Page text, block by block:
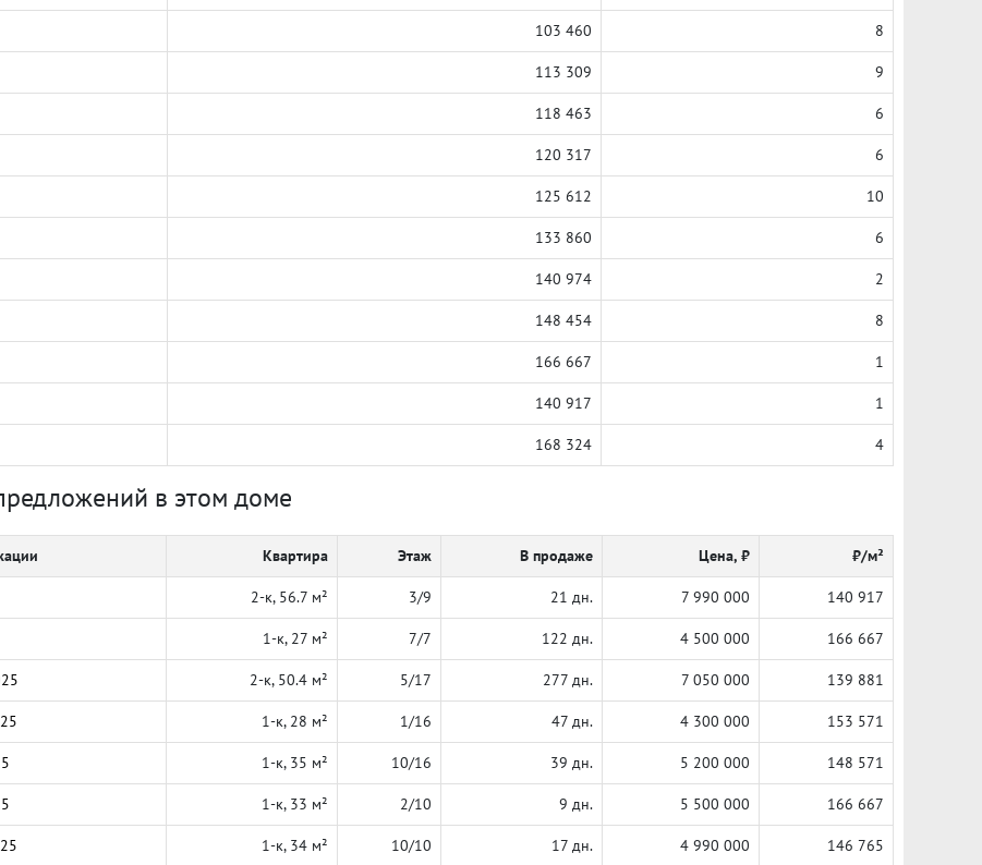
103 460 8
113 309 9
118 463 6
120 317 6
125 612 10
133 860 6
140 974 2
148 454 8
166 667 1
140 917 1
168 324 4
в этом доме
Квартира Этаж В продаже Цена, ₽ ₽/м²
2-к, 56.7 м² 3/9 21 дн. 7 990 000 140 917
1-к, 27 м² 7/7 122 дн. 4 500 000 166 667
2-к, 50.4 м² 5/17 277 дн. 7 050 000 139 881
1-к, 28 м² 1/16 47 дн. 4 300 000 153 571
1-к, 35 м² 10/16 39 дн. 5 200 000 148 571
1-к, 33 м² 2/10 9 дн. 5 500 000 166 667
1-к, 34 м² 10/10 17 дн. 4 990 000 146 765